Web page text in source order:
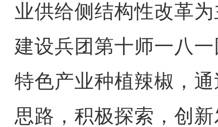
业供给侧结构性改革
建设兵团第十师一八
特色产业种植辣椒，
思路，积极探索，创